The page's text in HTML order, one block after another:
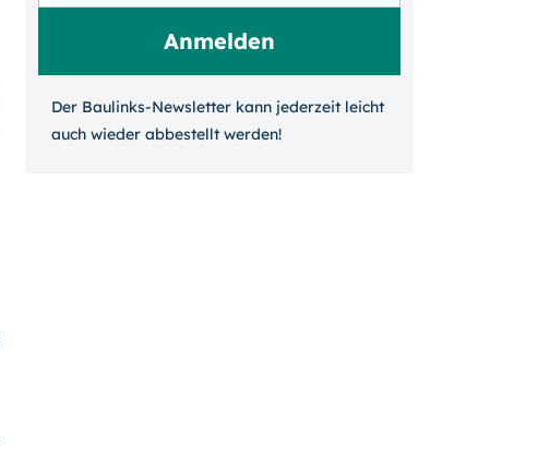
Der Baulinks-Newsletter kann jeder­zeit leicht
auch wieder ab­bestellt werden!